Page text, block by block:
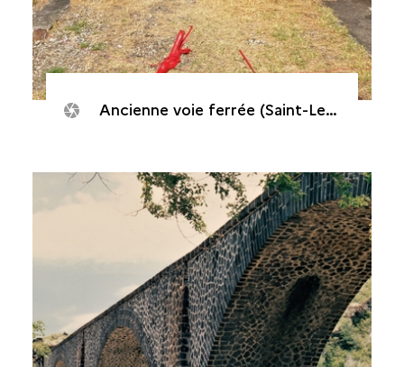
Ancienne voie ferrée (Saint-Leu, Viaduc de la ravine des Colimaçons, 2016)